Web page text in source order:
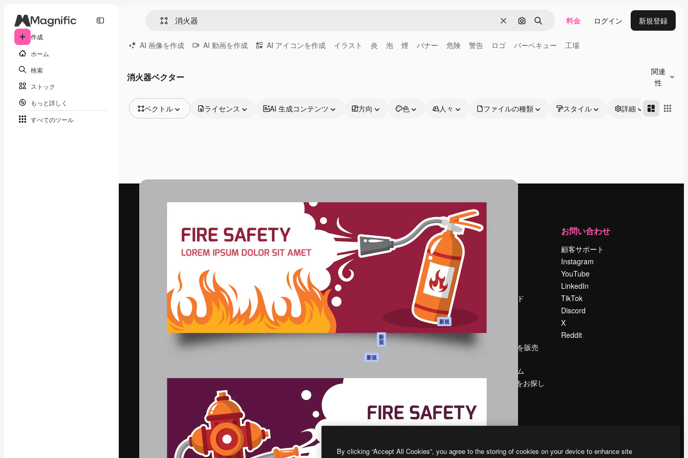
作成
ホーム
検索
ストック
もっと詳しく
すべてのツール
消去 画像で検索
検索 料金 ログイン 新規登録
AI 画像を作成 AI 動画を作成 AI アイコンを作成 イラスト 炎 泡 煙 バナー 危険 警告 ロゴ バーベキュー 工場
消火器ベクター
関連
性
ベクトル
動画
モーショングラフィックス
ライセンス AI 生成コンテンツ 方向 色 人々 ファイルの種類 スタイル 詳細
ットフォーム。クリエイター、企業、代理
店、スタジオを含む100万人以上が利用して
います。
日本語
製品
Spaces
AI アシスタント
AI 画像生成ツール
AI 動画生成ツール
AI 音声合成ツール
ストックコンテン
ツ
Claude/ChatGPT 新
規
新規
モバイルアプリ
すべてのMagnificツ
ール
はじめに
Academy
ドキュメント
サポート
利用規約
プライバシーポリ
シー
オリジナル 新規
クッキーポリシー
トラストセンター
運営
検索トレンド
Slidesgo
コンテンツを販売
プレスルーム
magnific.aiをお探し
お問い合わせ
顧客サポート
Instagram
YouTube
LinkedIn
TikTok
Discord
X
Reddit
Copyright © 2010-2026 Freepik Company S.L.U.
By clicking “Accept All Cookies”, you agree to the storing of cookies on your device to enhance site